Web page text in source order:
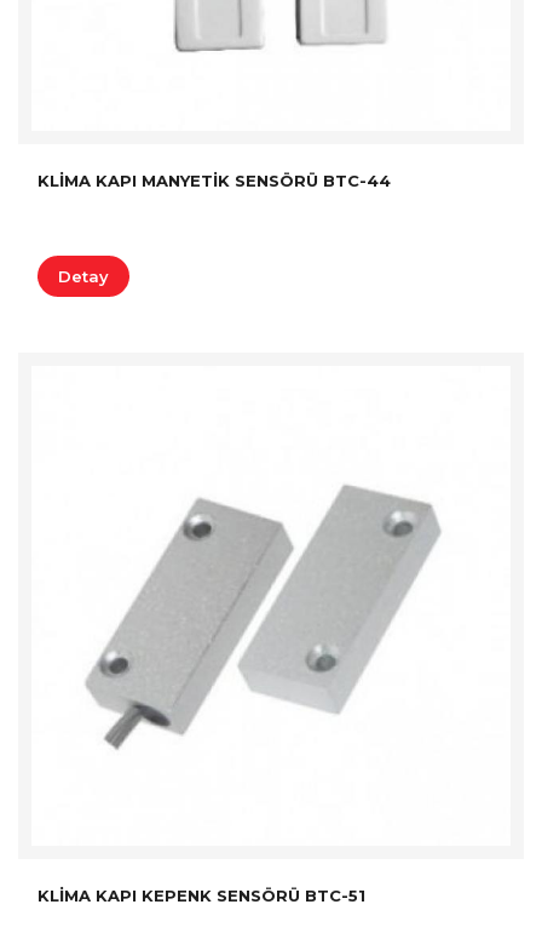
KLIMA KAPI MANYETIK SENSÖRÜ BTC-44
Detay
KLIMA KAPI KEPENK SENSÖRÜ BTC-51